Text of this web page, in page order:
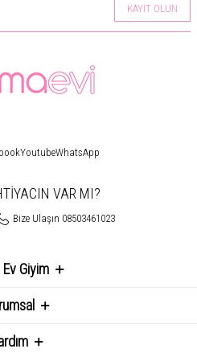
KAYIT OLUN
YoutubeWhatsApp
VAR MI?
Bize Ulaşın 08503461023
Ev Giyim